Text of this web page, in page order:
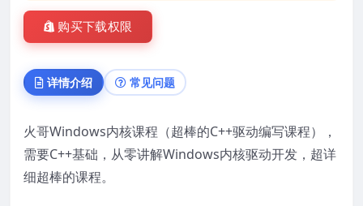
购买下载权限
详情介绍 常见问题
火哥Windows内核课程（超棒的C++驱动编写课程），
需要C++基础，从零讲解Windows内核驱动开发，超详
细超棒的课程。